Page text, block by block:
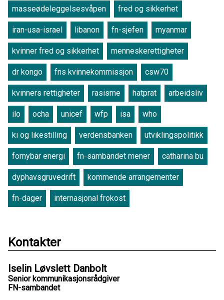
masseødeleggelsesvåpen fred og sikkerhet
iran-usa-israel libanon fn-sjefen myanmar
kvinner fred og sikkerhet menneskerettigheter
dr kongo fns kvinnekommissjon csw70
kvinners rettigheter rasisme hatprat arbeidsliv
ilo ocha unicef wfp isa who
ki og likestilling verdensbanken utviklingspolitikk
fornybar energi fn-sambandet mener catharina bu
dyphavsgruvedrift kommende arrangementer
fn-dager internasjonal frokost
Kontakter
Iselin Løvslett Danbolt
Senior kommunikasjonsrådgiver
FN-sambandet